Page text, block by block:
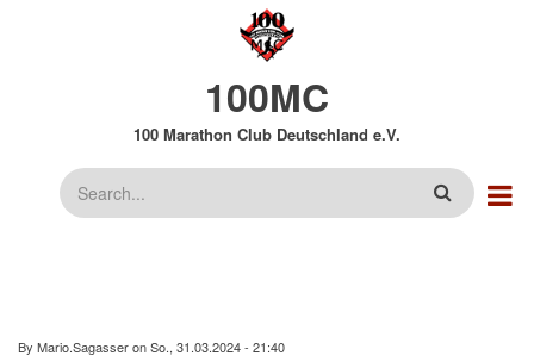
100MC
100 Marathon Club Deutschland e.V.
Suche
By Mario.SagasseronSo., 31.03.2024 - 21:40